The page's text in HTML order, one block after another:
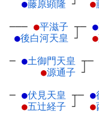
●藤原顕隆 ┘
●
─── ●平滋子 ┬
●後白河天皇 ┘
─ ●
●
─ ●土御門天皇 ┬
●源通子 ┘
─
─ ●伏見天皇 ┬
●五辻経子 ┘
─ ●
●